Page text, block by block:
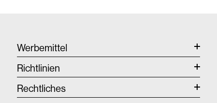
Werbemittel
Richtlinien
Rechtliches